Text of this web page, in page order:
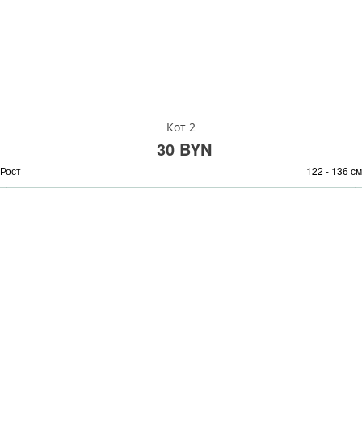
Кот 2
30 BYN
Рост 122 - 136 см